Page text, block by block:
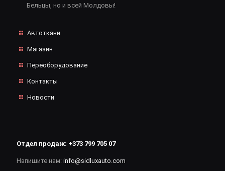
Бельцы, но и всей Молдовы!
Автоткани
Магазин
Переоборудование
Контакты
Новости
Отдел продаж: +373 799 705 07
Напишите нам: info@sidluxauto.com